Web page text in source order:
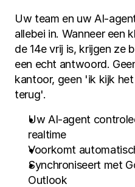
Uw team en uw AI-
allebei in. Wanneer een
de 14e vrij is, krijgen ze
een echt antwoord.
kantoor, geen 'ik kijk
terug'.
Uw AI-agent
realtime
Voorkomt
Synchroniseert met
Outlook